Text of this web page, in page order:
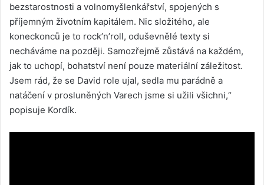
bezstarostnosti a volnomyšlenkářství, spojených s
příjemným životním kapitálem. Nic složitého, ale
koneckonců je to rock’n’roll, oduševnělé texty si
necháváme na později. Samozřejmě zůstává na každém,
jak to uchopí, bohatství není pouze materiální záležitost.
Jsem rád, že se David role ujal, sedla mu parádně a
natáčení v prosluněných Varech jsme si užili všichni,“
popisuje Kordík.